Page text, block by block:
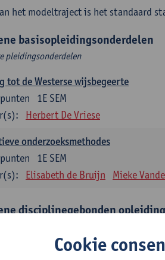
het modeltraject is het standaard
basisopleidingsonderdelen
pleidingsonderdelen
tot de Westerse wijsbegeerte
1E SEM
Herbert De Vriese
onderzoeksmethodes
1E SEM
Elisabeth de Bruijn Mieke
disciplinegebonden
en diversiteitCookie